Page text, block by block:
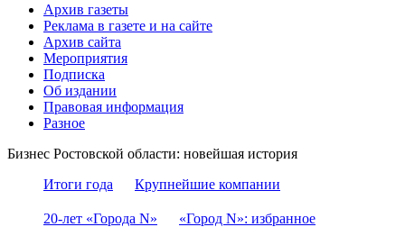
Архив газеты
Реклама в газете и на сайте
Архив сайта
Мероприятия
Подписка
Об издании
Правовая информация
Разное
Бизнес Ростовской области: новейшая история
Итоги года
Крупнейшие компании
20-лет «Города N» «Город N»: избранное